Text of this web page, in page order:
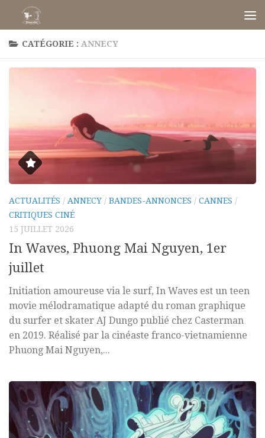
Skip to content
CATÉGORIE : ANNECY
ACTUALITÉS / ANNECY / BANDES-ANNONCES / CANNES /
CRITIQUES CINÉ
15 JUILLET 2026
In Waves, Phuong Mai Nguyen, 1er
juillet
Initiation amoureuse via le surf, In Waves est un teen
movie mélodramatique adapté du roman graphique
du surfer et skater AJ Dungo publié chez Casterman
en 2019. Réalisé par la cinéaste franco-vietnamienne
Phuong Mai Nguyen,...